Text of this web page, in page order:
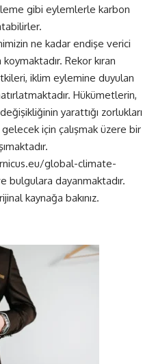
gibi eylemlerle karbon
ne kadar endişe verici
koymaktadır. Rekor kıran
iklim eylemine duyulan
Hükümetlerin,
yarattığı zorlukları
için çalışmak üzere bir
global-climate-
bulgulara dayanmaktadır.
kaynağa bakınız.